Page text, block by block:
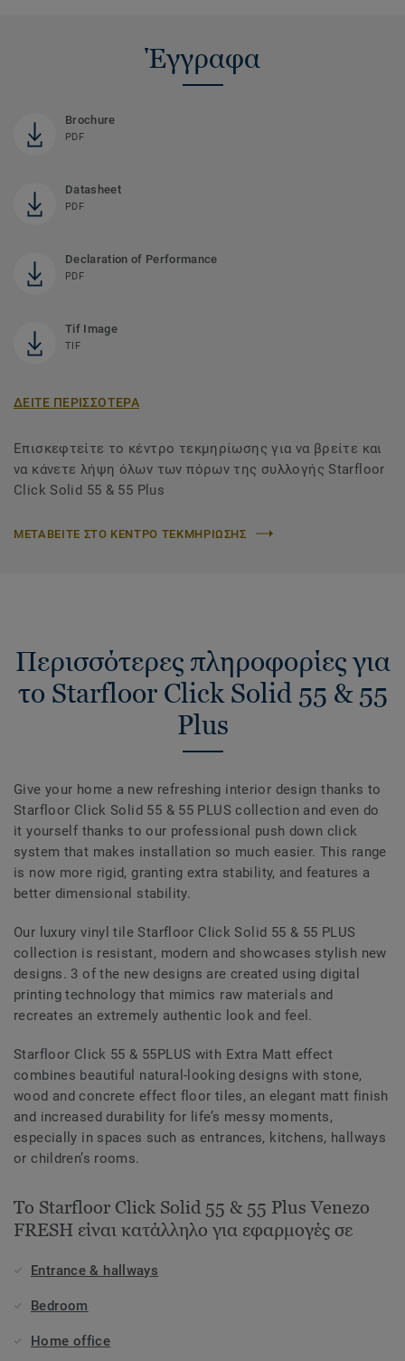
Έγγραφα
Brochure
PDF
Datasheet
PDF
Declaration of Performance
PDF
Tif Image
TIF
ΔΕΙΤΕ ΠΕΡΙΣΣΟΤΕΡΑ
Επισκεφτείτε το κέντρο τεκμηρίωσης για να βρείτε και
να κάνετε λήψη όλων των πόρων της συλλογής Starfloor
Click Solid 55 & 55 Plus
ΜΕΤΑΒΕΙΤΕ ΣΤΟ ΚΕΝΤΡΟ ΤΕΚΜΗΡΙΩΣΗΣ
Περισσότερες πληροφορίες για
το Starfloor Click Solid 55 & 55
Plus
Give your home a new refreshing interior design thanks to
Starfloor Click Solid 55 & 55 PLUS collection and even do
it yourself thanks to our professional push down click
system that makes installation so much easier. This range
is now more rigid, granting extra stability, and features a
better dimensional stability.
Our luxury vinyl tile Starfloor Click Solid 55 & 55 PLUS
collection is resistant, modern and showcases stylish new
designs. 3 of the new designs are created using digital
printing technology that mimics raw materials and
recreates an extremely authentic look and feel.
Starfloor Click 55 & 55PLUS with Extra Matt effect
combines beautiful natural-looking designs with stone,
wood and concrete effect floor tiles, an elegant matt finish
and increased durability for life’s messy moments,
especially in spaces such as entrances, kitchens, hallways
or children’s rooms.
Το Starfloor Click Solid 55 & 55 Plus Venezo
FRESH είναι κατάλληλο για εφαρμογές σε
Entrance & hallways
Bedroom
Home office